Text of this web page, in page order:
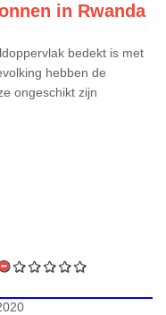
in Rwanda
bedekt is met
hebben de
ongeschikt zijn